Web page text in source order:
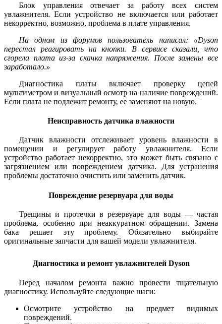
Блок управления отвечает за работу всех систем
увлажнителя. Если устройство не включается или работает
некорректно, возможно, проблема в плате управления.
На одном из форумов пользователь написал: «Dyson
перестал реагировать на кнопки. В сервисе сказали, что
сгорела плата из-за скачка напряжения. После замены все
заработало.»
Диагностика платы включает проверку цепей
мультиметром и визуальный осмотр на наличие повреждений.
Если плата не подлежит ремонту, ее заменяют на новую.
Неисправность датчика влажности
Датчик влажности отслеживает уровень влажности в
помещении и регулирует работу увлажнителя. Если
устройство работает некорректно, это может быть связано с
загрязнением или повреждением датчика. Для устранения
проблемы достаточно очистить или заменить датчик.
Повреждение резервуара для воды
Трещины и протечки в резервуаре для воды — частая
проблема, особенно при неаккуратном обращении. Замена
бака решает эту проблему. Обязательно выбирайте
оригинальные запчасти для вашей модели увлажнителя.
Диагностика и ремонт увлажнителей Dyson
Перед началом ремонта важно провести тщательную
диагностику. Используйте следующие шаги:
Осмотрите устройство на предмет видимых
повреждений.